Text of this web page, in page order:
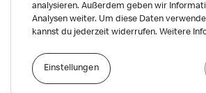
Erklärung zur
analysieren. Außerdem geben wir
Analysen weiter. Um diese Daten
kannst du jederzeit widerrufen. Weitere
Einstellungen